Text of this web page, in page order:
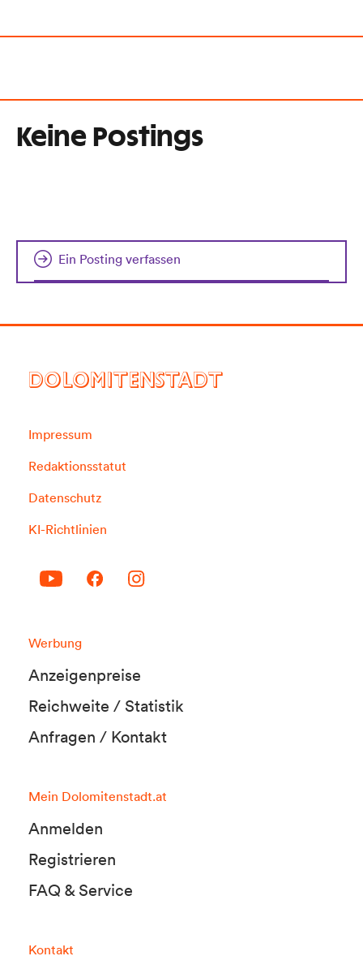
Keine Postings
Ein Posting verfassen
DOLOMITENSTADT
Impressum
Redaktionsstatut
Datenschutz
KI-Richtlinien
Werbung
Anzeigenpreise
Reichweite / Statistik
Anfragen / Kontakt
Mein Dolomitenstadt.at
Anmelden
Registrieren
FAQ & Service
Kontakt